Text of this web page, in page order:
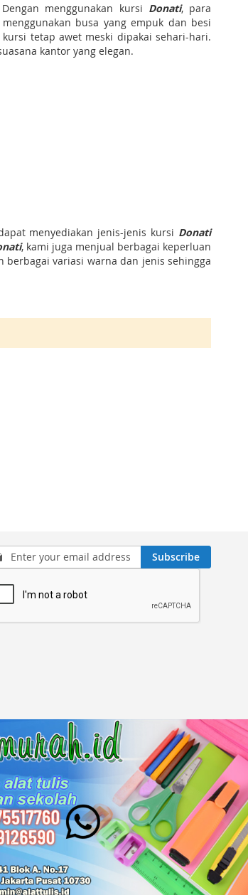
menggunakan kursi Donati, para
busa yang empuk dan besi
tetap awet meski dipakai sehari-hari.
kantor yang elegan.
menyediakan jenis-jenis kursi Donati
, kami juga menjual berbagai keperluan
berbagai variasi warna dan jenis sehingga
Subscribe